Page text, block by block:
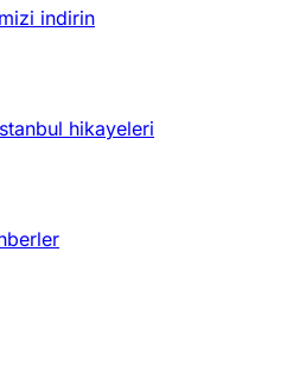
indirin
hikayeleri